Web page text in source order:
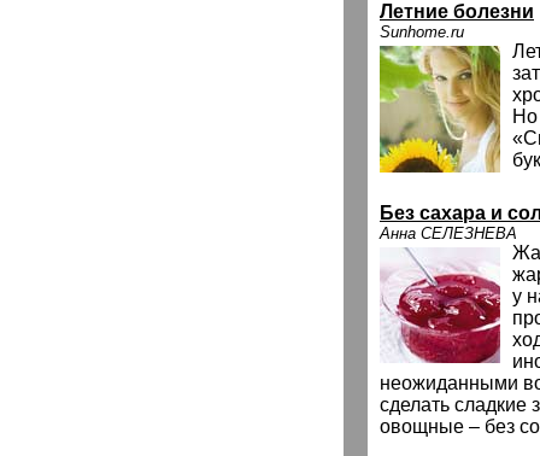
Летние болезни
Sunhome.ru
Но
Без сахара и
Анна СЕЛЕЗНЕВА
у
неожиданными
сделать сладкие
овощные – без